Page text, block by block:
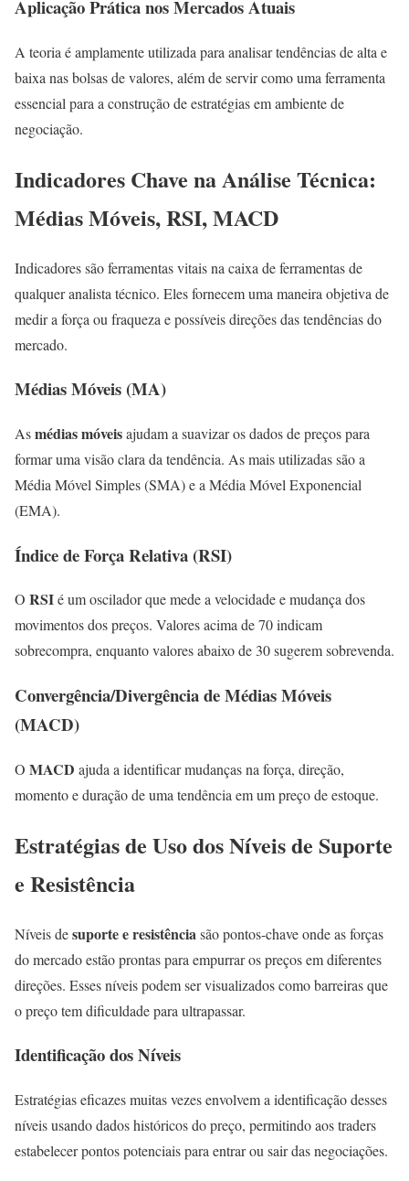
Aplicação Prática nos Mercados Atuais
A teoria é amplamente utilizada para analisar tendências de alta e
baixa nas bolsas de valores, além de servir como uma ferramenta
essencial para a construção de estratégias em ambiente de
negociação.
Indicadores Chave na Análise Técnica:
Médias Móveis, RSI, MACD
Indicadores são ferramentas vitais na caixa de ferramentas de
qualquer analista técnico. Eles fornecem uma maneira objetiva de
medir a força ou fraqueza e possíveis direções das tendências do
mercado.
Médias Móveis (MA)
Asmédias móveisajudam a suavizar os dados de preços para
formar uma visão clara da tendência. As mais utilizadas são a
Média Móvel Simples (SMA) e a Média Móvel Exponencial
(EMA).
Índice de Força Relativa (RSI)
O RSIé um oscilador que mede a velocidade e mudança dos
movimentos dos preços. Valores acima de 70 indicam
sobrecompra, enquanto valores abaixo de 30 sugerem sobrevenda.
Convergência/Divergência de Médias Móveis
(MACD)
O MACD ajuda a identificar mudanças na força, direção,
momento e duração de uma tendência em um preço de estoque.
Estratégias de Uso dos Níveis de Suporte
e Resistência
Níveis desuporte e resistênciasão pontos-chave onde as forças
do mercado estão prontas para empurrar os preços em diferentes
direções. Esses níveis podem ser visualizados como barreiras que
o preço tem dificuldade para ultrapassar.
Identificação dos Níveis
Estratégias eficazes muitas vezes envolvem a identificação desses
níveis usando dados históricos do preço, permitindo aos traders
estabelecer pontos potenciais para entrar ou sair das negociações.